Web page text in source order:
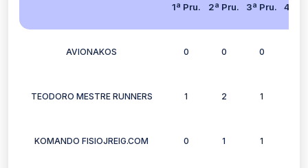
1ª Pru.
2ª Pru. 3ª Pru. 4ª
AVIONAKOS 0 0 0
TEODORO MESTRE RUNNERS 1 2 1
KOMANDO FISIOJREIG.COM 0 1 1